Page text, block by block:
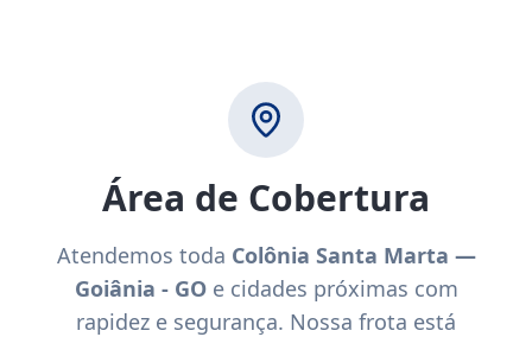
Área de Cobertura
Atendemos toda Colônia Santa Marta —
Goiânia - GOe cidades próximas com
rapidez e segurança. Nossa frota está